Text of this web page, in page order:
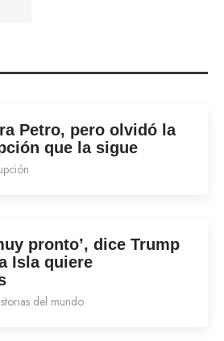
Petro, pero olvidó la
que la sigue
pronto’, dice Trump
Isla quiere
del mundo